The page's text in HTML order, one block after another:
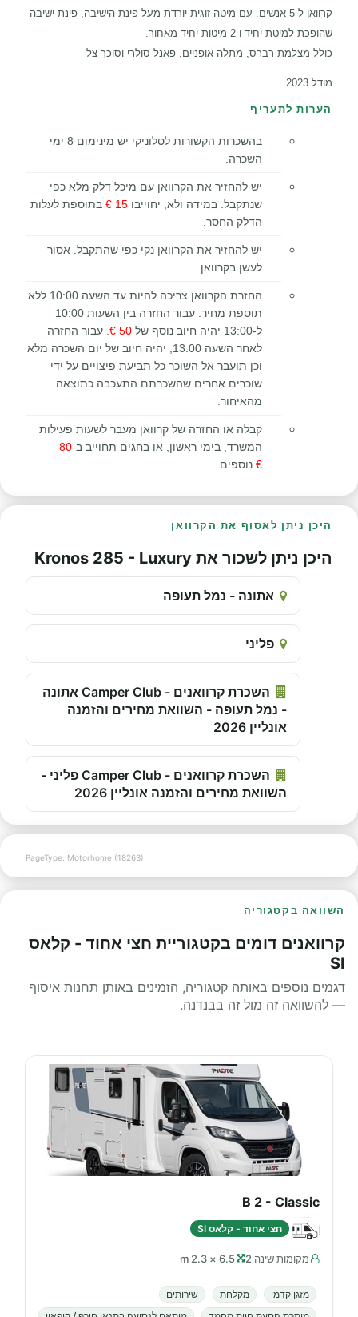
קרוואן ל-5 אנשים. עם מיטה זוגית יורדת מעל פינת הישיבה, פינת ישיבה
שהופכת למיטת יחיד ו-2 מיטות יחיד מאחור.
כולל מצלמת רברס, מתלה אופניים, פאנל סולרי וסוכך צל
מודל 2023
הערות לתעריף
בהשכרות הקשורות לסלוניקי יש מינימום 8 ימי
השכרה.
יש להחזיר את הקרוואן עם מיכל דלק מלא כפי
שנתקבל. במידה ולא, יחוייבו 15 €
בתוספת לעלות
הדלק החסר.
יש להחזיר את הקרוואן נקי כפי שהתקבל. אסור
לעשן בקרוואן.
החזרת הקרוואן צריכה להיות עד השעה 10:00 ללא
תוספת מחיר. עבור החזרה בין השעות 10:00
ל-13:00 יהיה חיוב נוסף של
50 €
. עבור החזרה
לאחר השעה 13:00, יהיה חיוב של יום השכרה מלא
וכן תועבר אל השוכר כל תביעת פיצויים על ידי
שוכרים אחרים שהשכרתם התעכבה כתוצאה
מהאיחור.
קבלה או החזרה של קרוואן מעבר לשעות פעילות
המשרד, בימי ראשון, או בחגים תחוייב ב-80
€ נוספים.
היכן ניתן לאסוף את הקרוואן
היכן ניתן לשכור את Kronos 285 - Luxury
אתונה - נמל תעופה
פליני
השכרת קרוואנים - Camper Club אתונה
- נמל תעופה - השוואת מחירים והזמנה
אונליין 2026
השכרת קרוואנים - Camper Club פליני -
השוואת מחירים והזמנה אונליין 2026
PageType: Motorhome (18263)
השוואה בקטגוריה
קרוואנים דומים בקטגוריית חצי אחוד - קלאס
SI
דגמים נוספים באותה קטגוריה, הזמינים באותן תחנות איסוף
— להשוואה זה מול זה בבנדנה.
B 2 - Classic
חצי אחוד - קלאס SI
מקומות שינה 2 6.5 × 2.3 m
מזגן קדמי מקלחת
שירותים